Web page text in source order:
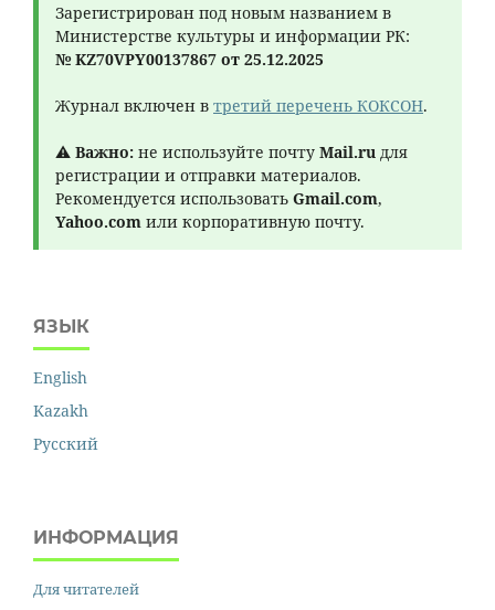
Зарегистрирован под новым названием в
Министерстве культуры и информации РК:
№ KZ70VPY00137867 от 25.12.2025
Журнал включен в третий перечень КОКСОН.
⚠ Важно: не используйте почту Mail.ru для
регистрации и отправки материалов.
Рекомендуется использовать Gmail.com,
Yahoo.com или корпоративную почту.
ЯЗЫК
English
Kazakh
Русский
ИНФОРМАЦИЯ
Для читателей